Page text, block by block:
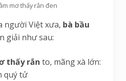
mơ thấy rắn đen
người Việt xưa, bà bầu
giải như sau:
thấy rắn to, mãng xà lớn:
quý tử